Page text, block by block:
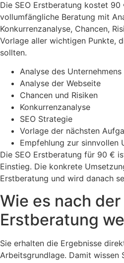
Die SEO Erstberatung kostet
vollumfängliche Beratung mit
Konkurrenzanalyse, Chancen,
Vorlage aller wichtigen Punkte,
sollten.
Analyse des Unternehmens
Analyse der Webseite
Chancen und Risiken
Konkurrenzanalyse
SEO Strategie
Vorlage der nächsten
Empfehlung zur sinnvollen
Die SEO Erstberatung für 90 €
Einstieg. Die konkrete
Erstberatung und wird danach
Wie es nach der
Erstberatung
Sie erhalten die Ergebnisse
Arbeitsgrundlage. Damit wissen